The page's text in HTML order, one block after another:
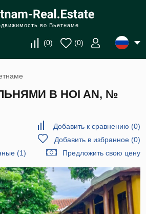
во Вьетнаме
(0) (0)
В HOI AN, №
Добавить к сравнению (0)
Добавить в избранное(0)
(1)
Предложить свою цену